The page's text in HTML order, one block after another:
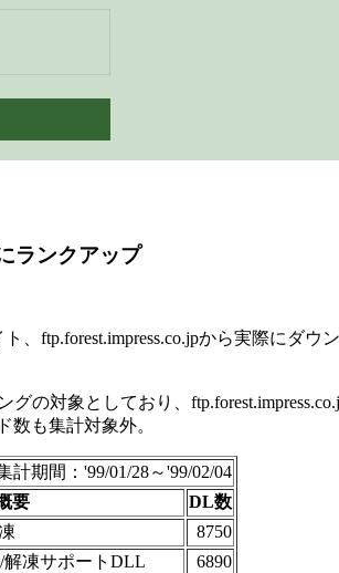
ランクアップ
ftp.forest.impress.co.jpから実際にダウ
対象としており、
数も集計対象外。
計期間：'99/01/28～'99/02/04
要
DL数
8750
凍サポートDLL
6890